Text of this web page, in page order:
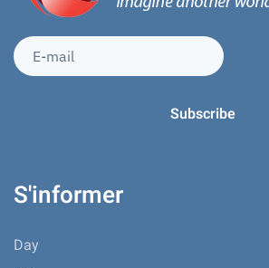
S'informer
Day